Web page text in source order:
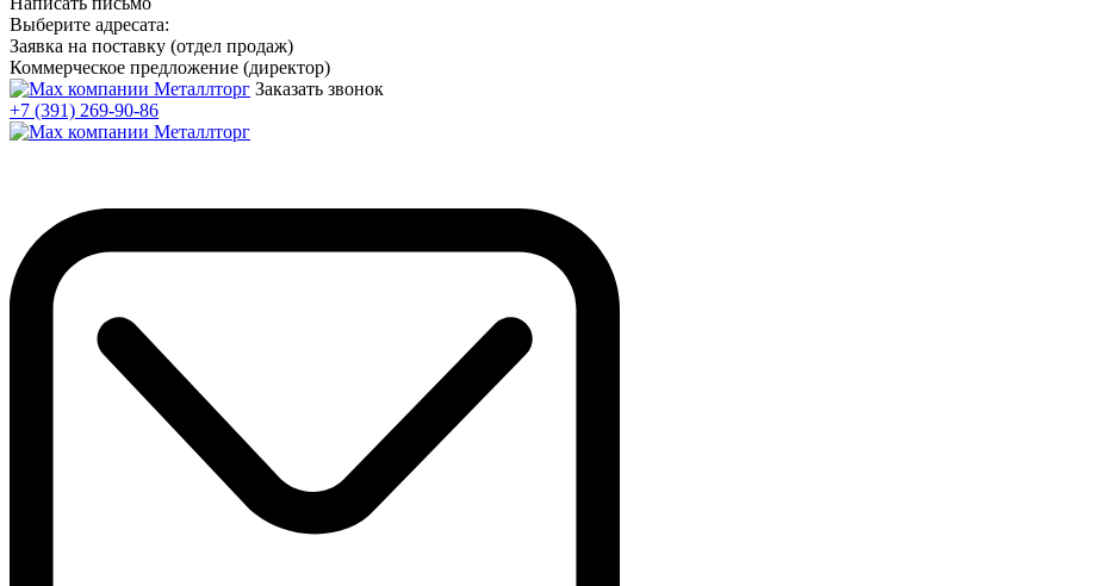
Выберите адресата:
Заявка на поставку (отдел продаж)
Коммерческое предложение (директор)
Заказать звонок
+7 (391) 269-90-86